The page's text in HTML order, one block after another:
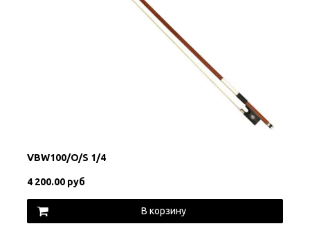
VBW100/O/S 1/4
4 200.00 руб
В корзину